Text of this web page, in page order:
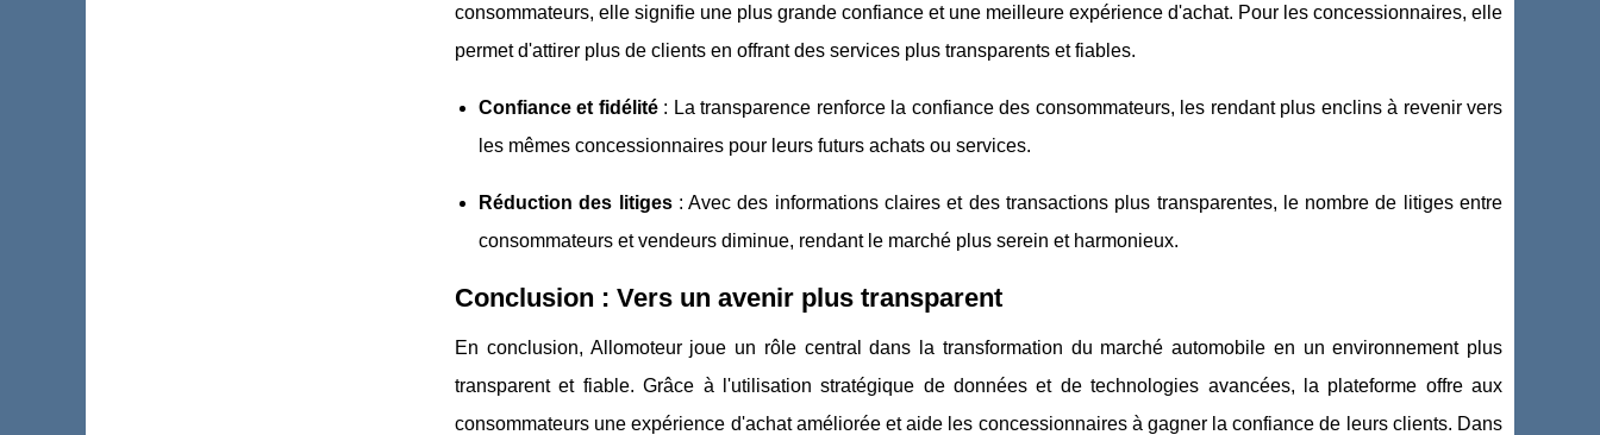
consommateurs, elle signifie une plus grande confiance et une meilleure expérience d'achat. Pour les concessionnaires, elle
permet d'attirer plus de clients en offrant des services plus transparents et fiables.
Confiance et fidélité: La transparence renforce la confiance des consommateurs, les rendant plus enclins à revenir vers
les mêmes concessionnaires pour leurs futurs achats ou services.
Réduction des litiges: Avec des informations claires et des transactions plus transparentes, le nombre de litiges entre
consommateurs et vendeurs diminue, rendant le marché plus serein et harmonieux.
Conclusion : Vers un avenir plus transparent
En conclusion, Allomoteur joue un rôle central dans la transformation du marché automobile en un environnement plus
transparent et fiable. Grâce à l'utilisation stratégique de données et de technologies avancées, la plateforme offre aux
consommateurs une expérience d'achat améliorée et aide les concessionnaires à gagner la confiance de leurs clients. Dans